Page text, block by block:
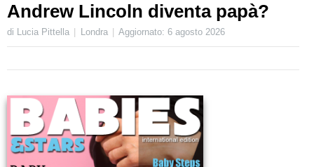
Andrew Lincoln diventa papà?
di Lucia Pittella Londra Aggiornato:6 agosto 2026